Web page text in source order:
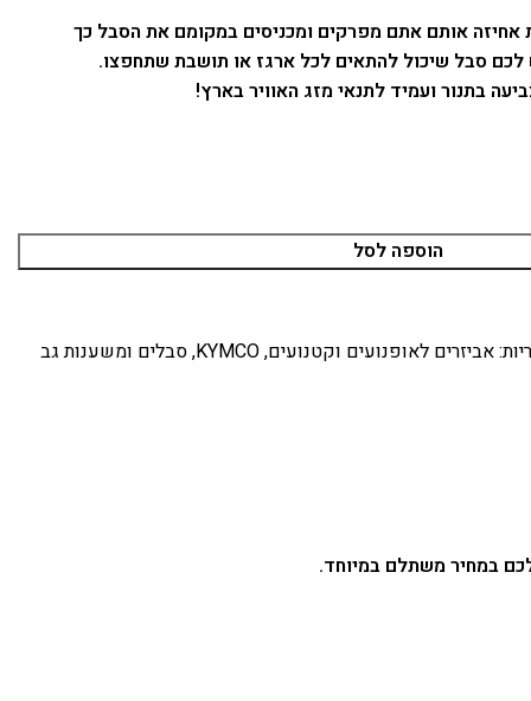
של הידיות אחיזה אותם אתם מפרקים ומכניסים במקומם את הסבל כך
בתנור ועמיד לתנאי מזג האוויר בארץ!
הוספה לסל
אביזרים לאופנועים וקטנועים,
KYMCO
,סבלים ומשענות גב
במחיר משתלם במיוחד.